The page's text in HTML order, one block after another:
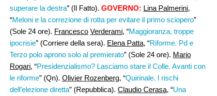
superare la destra” (Il Fatto). GOVERNO: Lina Palmerini,
“Meloni e la correzione di rotta per evitare il primo sciopero”
(Sole 24 ore). Francesco Verderami, “Maggioranza, troppe
ipocrisie” (Corriere della sera). Elena Patta, “Riforme. Pd e
Terzo polo aprono solo al premierato” (Sole 24 ore). Mario
Rogari, “Presidenzialismo? Lasciamo stare il Colle. Avanti con
le riforme” (Qn). Olivier Rozenberg, “Quirinale. I rischi
dell’elezione diretta” (Repubblica). Claudio Cerasa, “Una